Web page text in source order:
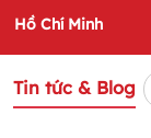
Tin tức & Blog